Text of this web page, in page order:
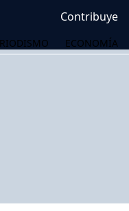
Contribuye
ECONOMÍA